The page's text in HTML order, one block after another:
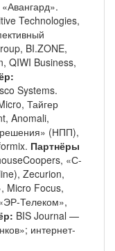
Technologies,
BI.ZONE,
QIWI Business,
Systems.
Тайгер
Anomali,
(НПП),
Партнёры
«С-
Zecurion,
Micro Focus,
Телеком»,
BIS Journal —
интернет-